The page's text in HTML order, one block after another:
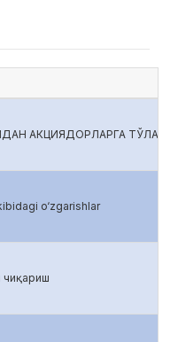
АКЦИЯДОРЛАРГА
o‘zgarishlar
чиқариш